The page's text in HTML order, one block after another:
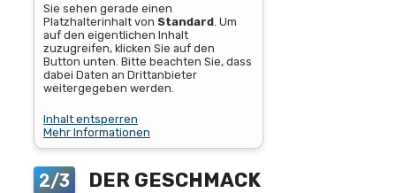
Sie sehen gerade einen
Platzhalterinhalt von Standard . Um
auf den eigentlichen Inhalt
zuzugreifen, klicken Sie auf den
Button unten. Bitte beachten Sie, dass
dabei Daten an Drittanbieter
weitergegeben werden.
Inhalt entsperren
Mehr Informationen
2/3
DER GESCHMACK